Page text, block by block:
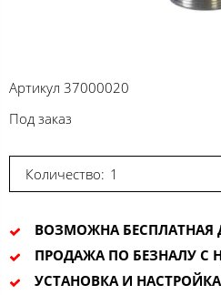
Артикул 37000020
Под заказ
Количество:
ВОЗМОЖНА БЕСПЛАТНАЯ
ПРОДАЖА ПО БЕЗНАЛУ С
УСТАНОВКА И НАСТРОЙКА